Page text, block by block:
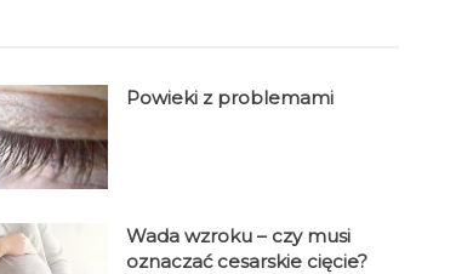
Powieki z problemami
Wada wzroku – czy musi
oznaczać cesarskie cięcie?